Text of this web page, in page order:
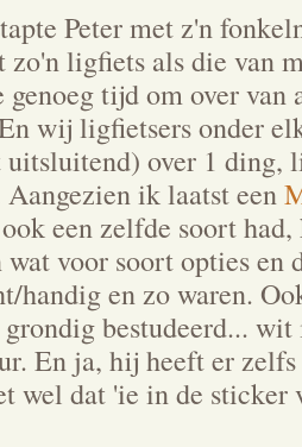
Peter met z'n
zo'n ligfiets als die van
genoeg tijd om over van
wij ligfietsers onder
uitsluitend) over 1 ding,
ik laatst een
een zelfde soort
voor soort opties en
handig en zo waren.
bestudeerd... wit
En ja, hij heeft er
wel dat 'ie in de sticker